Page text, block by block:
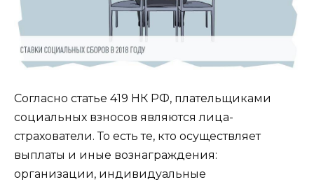
Согласно статье 419 НК РФ, плательщиками
социальных взносов являются лица-
страхователи. То есть те, кто осуществляет
выплаты и иные вознаграждения:
организации, индивидуальные